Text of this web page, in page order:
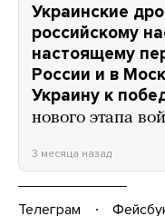
Украинские
российскому
настоящему
России и в
Украину к
нового этапа
3 месяца назад
Телеграм